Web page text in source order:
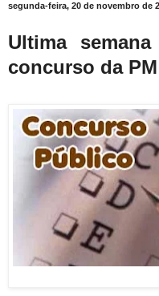
segunda-feira, 20 de novembro de
Ultima
concurso da PM